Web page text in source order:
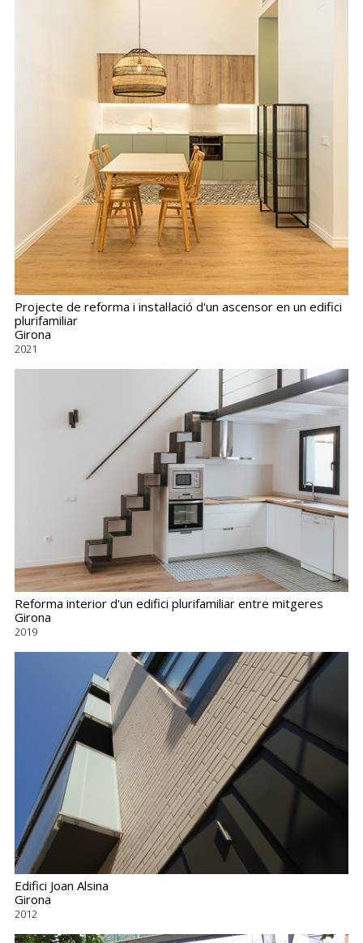
Projecte de reforma i instal·lació d'un ascensor en un edifici
plurifamiliar
Girona
2021
Reforma interior d'un edifici plurifamiliar entre mitgeres
Girona
2019
Edifici Joan Alsina
Girona
2012